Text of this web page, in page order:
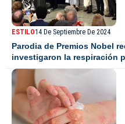
ESTILO14 De Septiembre De 2024
Parodia de Premios Nobel
investigaron la respiración